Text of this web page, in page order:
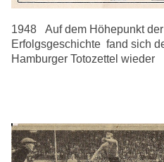
1948 Auf dem Höhepunkt
Erfolgsgeschichte fand sich
Hamburger Totozettel wieder